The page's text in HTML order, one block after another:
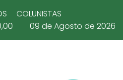
COLUNISTAS
09 de Agosto de 2026